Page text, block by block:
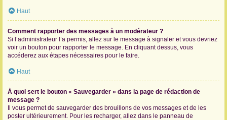
Haut
Comment rapporter des messages à un modérateur ?
Si l’administrateur l’a permis, allez sur le message à signaler et vous devriez
voir un bouton pour rapporter le message. En cliquant dessus, vous
accéderez aux étapes nécessaires pour le faire.
Haut
À quoi sert le bouton « Sauvegarder » dans la page de rédaction de
message ?
Il vous permet de sauvegarder des brouillons de vos messages et de les
poster ultérieurement. Pour les recharger, allez dans le panneau de